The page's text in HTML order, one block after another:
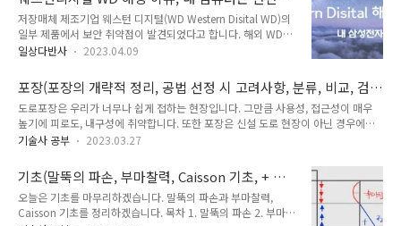
리 생활비 지..
활동하던 배우 김정화 씨는 봉사 활동을 다니다가 남편 유은성
씨를 만났다고 합니다. 김정화 유은성 부부는 봉사활동을 하던
예쁜 부부였습니다. SBS 동상이몽에 김정화 남편 유은성 씨와
함께 출연하여 남편의 뇌암 판정에 대한 이야기를 털어놓았다고
이어가던 배우 김정화 씨의 가족에게 무슨 일이 생긴 걸까요? 목
차 1. 배우 김정화 카페 알..
가? Western Disital 해킹 삼성전자 호재?
저장매체 제조기업 웨스턴 디지털(WD Western Disital WD)의
일부 제품에서 보안 취약점이 발견되었다고 합니다. 해외 WD커
뮤니티에서는 NAS가 초기화 되었다는 내용의 글이 올라오고 있
간단히 말해 우리가 사용하는, 내 컴퓨터의 HDD SDD 등 하드
디스크에 보안 취약점으로 해킹 당할 소지가 많다고 그럽니다.
자료가 초기화 되고 해킹범이 어느 정도의 자료를, 어떤 자료를
탈취해갔는지는 아직 알려진 바가 없습니다. 무슨 일이 벌어지고
있는걸까요? 내 컴퓨터 하드디스크는 해킹으로부터 안전할까
WD; Western Disital 회사 2. Western Disital 해킹 ..
일상다반사 2023.04.09
포장(포장의 개략적 정리, 공법 선정 시 고려사항, 분류, 비교, 검
사항목)
도로포장은 우리가 너무나 쉽게 접하는 현장입니다. 그만큼 사용성, 접근성이 매우
높기에 피로도, 내구성에 취약합니다. 또한 포장은 신설 도로 현장이 아닌 경우에는
유지, 보수 현장이 많기 때문에 소규모 현장이며, 소규모 현장이다 보니 안전, 관리 등
다. 목차 1. 공법 선정 시 고려사항 2. 분류 3. 비교 4. 검사항목 □ 포장 ○ 명사 길바
닥에 돌과 모래 따위를 깔고 그 위에 시멘트나 아스팔트 따위로 덮어 길을 단단하게
다져 꾸미는 일. 접근성을 높여 편리함을 추구하는 공사이기도 한 포장 접근성이 높
아진다는 것은 경제성이 높아진다는 말이기도 합니다. 유능한 부동산 경매업자는 도
기술사 공부 2023.03.27
기초(말뚝의 파손, 부마찰력, Caisson 기초, + 부
마찰력 개요도, + 부마찰력의 대책)
오늘은 기초를 마무리하겠습니다. 말뚝의 파손과 부마찰력,
Caisson 기초를 정리하겠습니다. 목차 1. 말뚝의 파손 2. 부마찰